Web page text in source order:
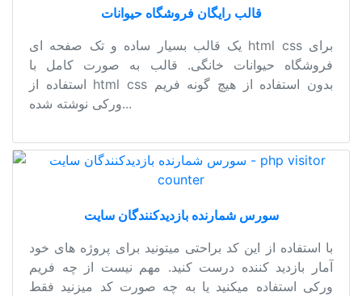
قالب رایگان فروشگاه حیوانات
یک قالب بسیار ساده و تک صفحه ای html css برای
فروشگاه حیوانات خانگی. قالب به صورت کامل با
استفاده از html css بدون استفاده از هیچ گونه فریم
ورکی نوشته شده...
سورس شمارنده بازدیدکنندگان سایت
با استفاده از این کد براحتی میتونید برای پروژه های خود
آمار بازدید کننده درست کنید. مهم نیست از چه فریم
ورکی استفاده میکنید یا به چه صورت کد میزنید فقط